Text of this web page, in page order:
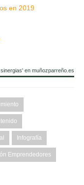
en 2019
en muñozparreño.es
Infografía
Emprendedores